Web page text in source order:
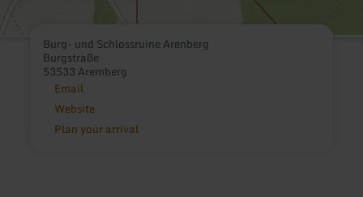
Burg- und Schlossruine Arenberg
Burgstraße
53533 Aremberg
Email
Website
Plan your arrival